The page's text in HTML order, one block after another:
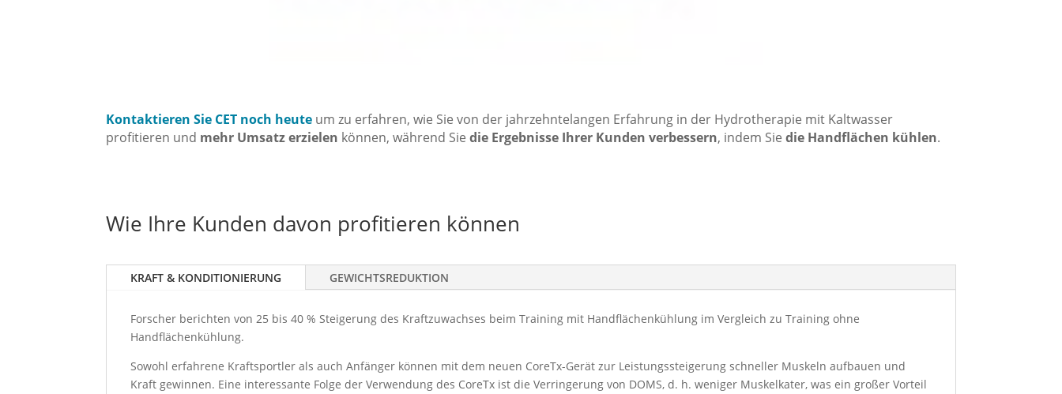
Kontaktieren Sie CET noch heute um zu erfahren, wie Sie von der jahrzehntelangen Erfahrung in der Hydrotherapie mit Kaltwasser
profitieren und mehr Umsatz erzielen können, während Siedie Ergebnisse Ihrer Kunden verbessern, indem Siedie Handflächen kühlen.
Wie Ihre Kunden davon profitieren können
KRAFT & KONDITIONIERUNG GEWICHTSREDUKTION
Forscher berichten von 25 bis 40 % Steigerung des Kraftzuwachses beim Training mit Handflächenkühlung im Vergleich zu Training ohne
Handflächenkühlung.
Sowohl erfahrene Kraftsportler als auch Anfänger können mit dem neuen CoreTx-Gerät zur Leistungssteigerung schneller Muskeln aufbauen und
Kraft gewinnen. Eine interessante Folge der Verwendung des CoreTx ist die Verringerung von DOMS, d. h. weniger Muskelkater, was ein großer Vorteil